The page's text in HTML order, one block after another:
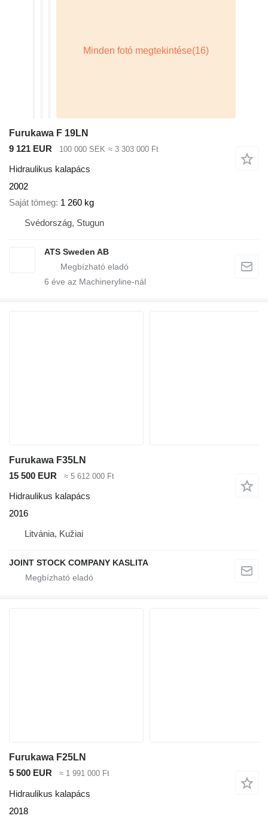
Furukawa F 19LN
9 121 EUR
100 000 SEK ≈ 3 303 000 Ft
Hidraulikus kalapács
2002
Saját tömeg 1 260 kg
Svédország, Stugun
ATS Sweden AB
6 éve az Machineryline-nál
Furukawa F35LN
15 500 EUR
≈ 5 612 000 Ft
Hidraulikus kalapács
2016
Litvánia, Kužiai
JOINT STOCK COMPANY KASLITA
Furukawa F25LN
5 500 EUR
≈ 1 991 000 Ft
Hidraulikus kalapács
2018